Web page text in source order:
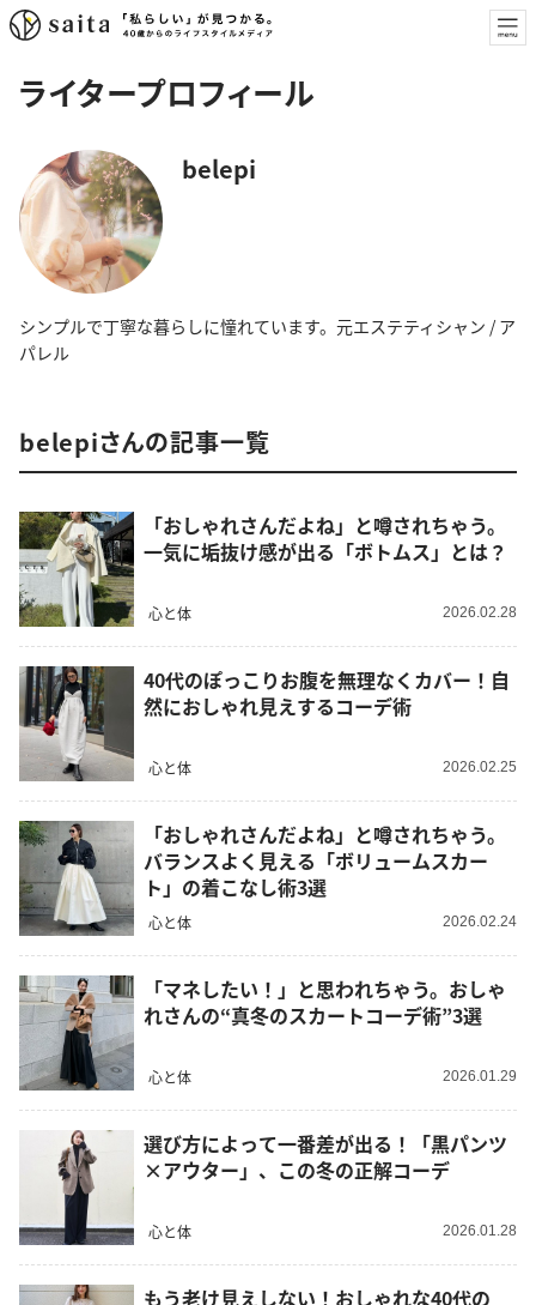
ライタープロフィール
belepi
シンプルで丁寧な暮らしに憧れています。元エステティシャン / ア
パレル
belepiさんの記事一覧
「おしゃれさんだよね」と噂されちゃう。
一気に垢抜け感が出る「ボトムス」とは？
心と体 2026.02.28
40代のぽっこりお腹を無理なくカバー！自
然におしゃれ見えするコーデ術
心と体 2026.02.25
「おしゃれさんだよね」と噂されちゃう。
バランスよく見える「ボリュームスカー
ト」の着こなし術3選
心と体 2026.02.24
「マネしたい！」と思われちゃう。おしゃ
れさんの“真冬のスカートコーデ術”3選
心と体 2026.01.29
選び方によって一番差が出る！「黒パンツ
×アウター」、この冬の正解コーデ
心と体 2026.01.28
もう老け見えしない！おしゃれな40代の